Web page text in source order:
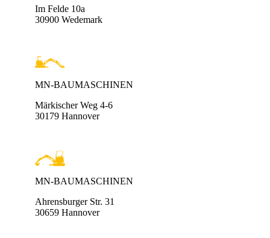
Im Felde 10a
30900 Wedemark
MN-BAUMASCHINEN
Märkischer Weg 4-6
30179 Hannover
MN-BAUMASCHINEN
Ahrensburger Str. 31
30659 Hannover